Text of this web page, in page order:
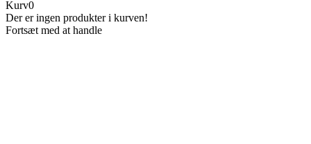
Kurv0
Der er ingen produkter i kurven!
Fortsæt med at handle